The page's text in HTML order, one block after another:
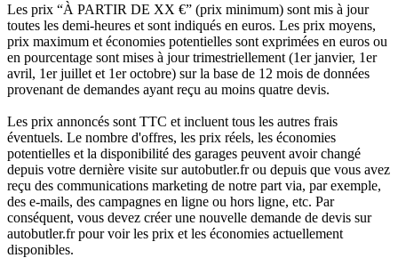
Les prix “À PARTIR DE XX €” (prix minimum) sont mis à jour
toutes les demi-heures et sont indiqués en euros. Les prix moyens,
prix maximum et économies potentielles sont exprimées en euros ou
en pourcentage sont mises à jour trimestriellement (1er janvier, 1er
avril, 1er juillet et 1er octobre) sur la base de 12 mois de données
provenant de demandes ayant reçu au moins quatre devis.
Les prix annoncés sont TTC et incluent tous les autres frais
éventuels. Le nombre d'offres, les prix réels, les économies
potentielles et la disponibilité des garages peuvent avoir changé
depuis votre dernière visite sur autobutler.fr ou depuis que vous avez
reçu des communications marketing de notre part via, par exemple,
des e-mails, des campagnes en ligne ou hors ligne, etc. Par
conséquent, vous devez créer une nouvelle demande de devis sur
autobutler.fr pour voir les prix et les économies actuellement
disponibles.